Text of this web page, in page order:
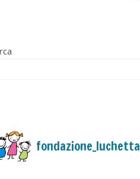
fondazione_luchetta